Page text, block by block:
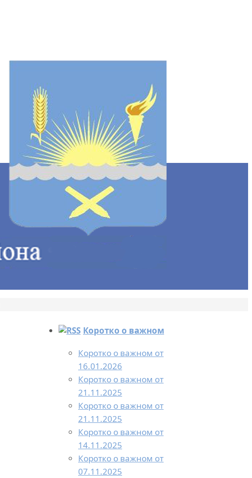
Коротко о важном
Коротко о важном от
16.01.2026
Коротко о важном от
21.11.2025
Коротко о важном от
21.11.2025
Коротко о важном от
14.11.2025
Коротко о важном от
07.11.2025